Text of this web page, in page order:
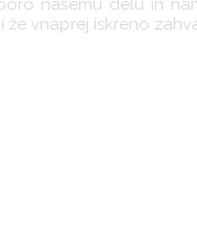
našemu delu in
vnaprej iskreno